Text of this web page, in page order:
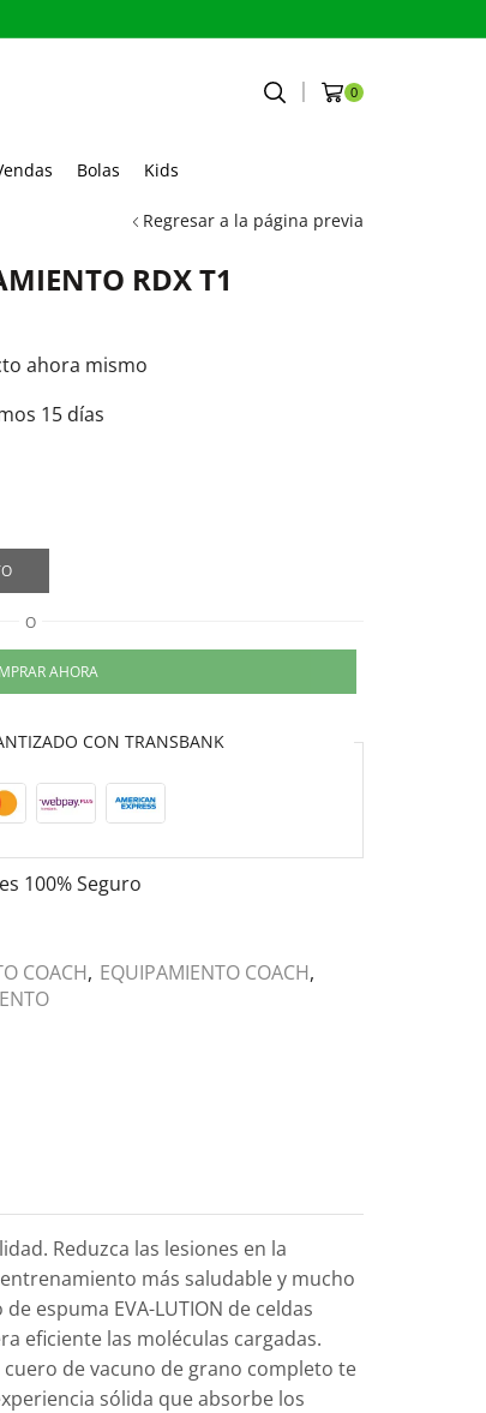
0
Bolas Kids
Regresar a la página previa
RDX T1
ahora mismo
15 días
O
AHORA
CON TRANSBANK
100% Seguro
COACH, EQUIPAMIENTO COACH,
Reduzca las lesiones en la
más saludable y mucho
espuma EVA-LUTION de celdas
eficiente las moléculas cargadas.
de vacuno de grano completo te
sólida que absorbe los